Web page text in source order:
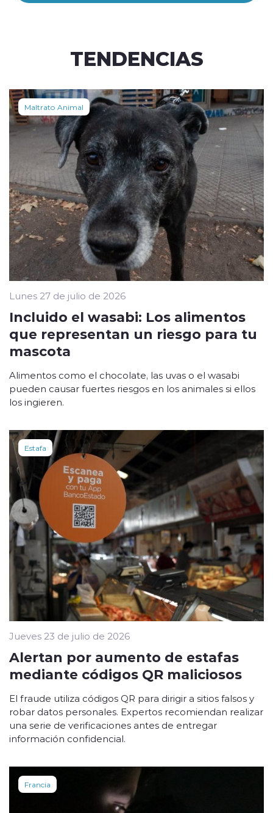
TENDENCIAS
Maltrato Animal
Lunes 27 de julio de 2026
Incluido el wasabi: Los alimentos
que representan un riesgo para tu
mascota
Alimentos como el chocolate, las uvas o el wasabi
pueden causar fuertes riesgos en los animales si ellos
los ingieren.
Estafa
Jueves 23 de julio de 2026
Alertan por aumento de estafas
mediante códigos QR maliciosos
El fraude utiliza códigos QR para dirigir a sitios falsos y
robar datos personales. Expertos recomiendan realizar
una serie de verificaciones antes de entregar
información confidencial.
Francia